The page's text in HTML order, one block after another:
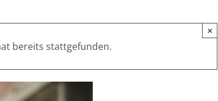
bereits stattgefunden.
×